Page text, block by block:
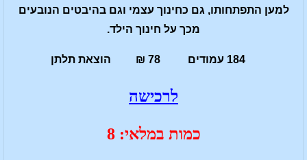
למען התפתחותו, גם כחינוך עצמי וגם בהיבטים הנובעים
מכך על חינוך הילד.
184 עמודים 78 ₪ הוצאת תלתן
לרכישה
כמות במלאי: 8